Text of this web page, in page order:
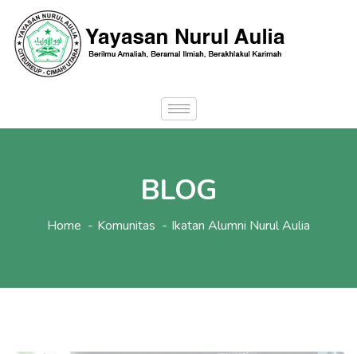
BLOG
Home Komunitas Ikatan Alumni Nurul Aulia